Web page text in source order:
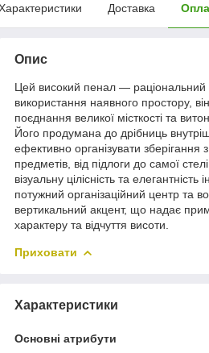
Доставка
Опис
Цей високий пенал — раціональний
використання наявного простору,
поєднання великої місткості та
Його продумана до дрібниць
ефективно організувати зберігання
предметів, від підлоги до самої
візуальну цілісність та
потужний організаційний центр та
вертикальний акцент, що надає
характеру та відчуття висоти.
Приховати
Характеристики
Основні атрибути